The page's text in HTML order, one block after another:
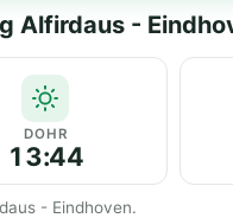
Alfirdaus -
DOHR
13:44
- Eindhoven.